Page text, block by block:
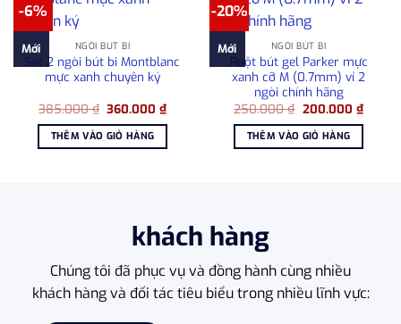
-6%
Mới NGÒI BÚT BI
Set 2 ngòi bút bi Montblanc
mực xanh chuyên ký
385.000₫ Giá
là:
385.000 ₫.
360.000₫Giá
hiện
360.000 ₫.
THÊM VÀO GIỎ HÀNG
-20%
Mới NGÒI BÚT BI
Ruột bút gel Parker mực
xanh cỡ M (0.7mm) vỉ 2
ngòi chính hãng
250.000₫ Giá
là:
250.000 ₫.
200.000 ₫Giá
hiện
THÊM VÀO GIỎ HÀNG
khách hàng
Chúng tôi đã phục vụ và đồng hành cùng nhiều
khách hàng và đối tác tiêu biểu trong nhiều lĩnh vực: